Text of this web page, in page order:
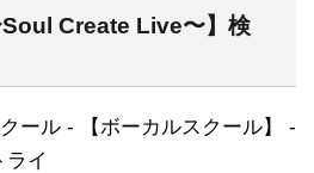
Create Live〜】検
ール - 【ボーカルスクール】 -
ライ